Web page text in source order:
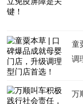
童
调
万